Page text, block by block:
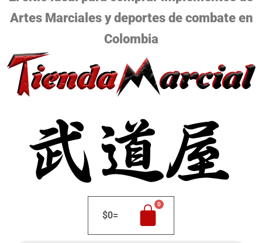
Artes Marciales y deportes de combate en
Colombia
$0=